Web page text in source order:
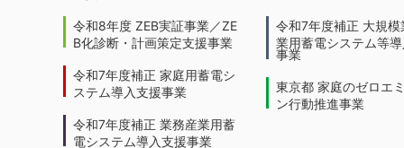
令和8年度 ZEB実証事業／ZE
B化診断・計画策定支援事業
令和7年度補正 家庭用蓄電シ
ステム導入支援事業
令和7年度補正 業務産業用蓄
電システム導入支援事業
令和7年度補正 大規模
業用蓄電システム等
事業
東京都 家庭のゼロエ
ン行動推進事業